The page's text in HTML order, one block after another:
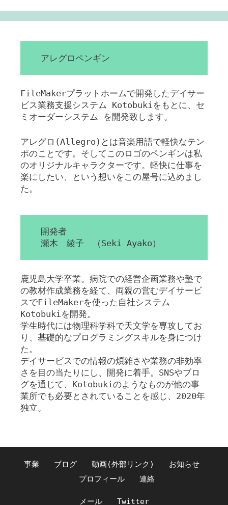
アレグロペンギン
FileMakerプラットホームで開発したデイサー
ビス業務支援システム Kotobukiをもとに、セ
ミオーダーシステム を開発致します。
アレグロ(Allegro)とは音楽用語で軽快なテン
ポのことです。そしてこのロゴのペンギンは私
のオリジナルキャラクターです。軽快に仕事を
楽にしたい、という想いをこの屋号に込めまし
た。
開発者
瀬木 綾子 （Seki Ayako）
鹿児島大学卒業。病院での経営企画業務や塾で
の教材作成業務を経て、両親の営むデイサービ
スでFileMakerを使った自社システム
Kotobukiを開発。
学生時代には物理科学科で天文学を専攻してお
り、基礎的なプログラミングスキルを身につけ
た。
デイサービスでの情報の煩雑さや業務の非効率
さを目の当たりにし、開発に着手。SNSやブロ
グを通じて、Kotobukiのようなものが他の事
業所でも必要とされていることを感じ、2020年
独立。
事業 ブログ 動画(外部リンク)
お知らせ
プロフィール
連絡
メール Twitter